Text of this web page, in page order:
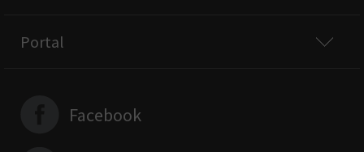
Portal
Facebook